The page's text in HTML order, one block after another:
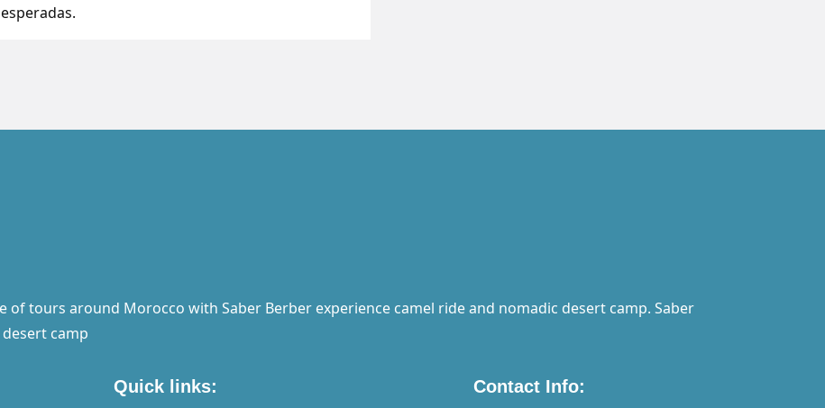
tours around Morocco with Saber Berber experience camel ride and nomadic desert camp. Saber
camp
Quick links: Contact Info: